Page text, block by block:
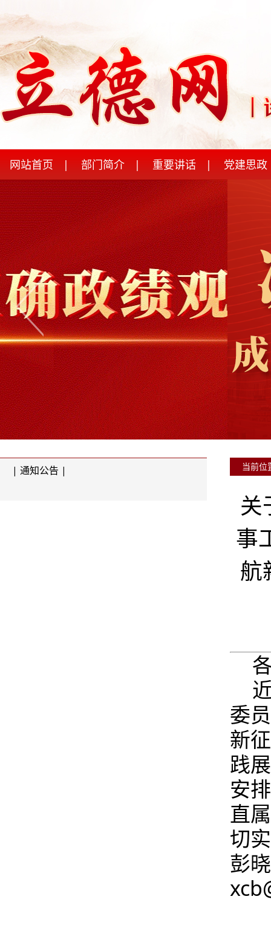
网站首页 | 部门简介 | 重要讲话 | 党建思政
| 通知公告 | 当前
关
事
航
委
新
践
安
直
切
彭